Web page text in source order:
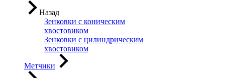
Назад
Зенковки с коническим
хвостовиком
Зенковки с цилиндрическим
хвостовиком
Метчики